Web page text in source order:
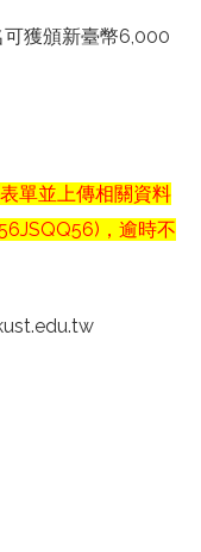
可獲頒新臺幣6,000
單並上傳相關資料
)，逾時不